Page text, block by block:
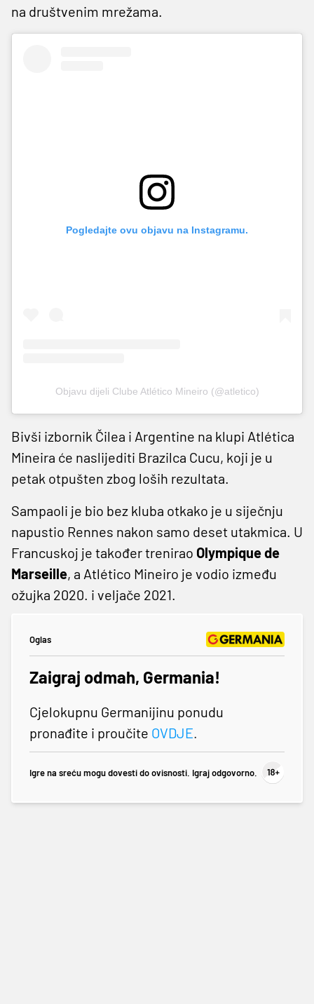
na društvenim mrežama.
Pogledajte ovu objavu na Instagramu.
Objavu dijeli Clube Atlético Mineiro (@atletico)
Bivši izbornik Čilea i Argentine na klupi Atlética
Mineira će naslijediti Brazilca Cucu, koji je u
petak otpušten zbog loših rezultata.
Sampaoli je bio bez kluba otkako je u siječnju
napustio Rennes nakon samo deset utakmica. U
Francuskoj je također trenirao Olympique de
Marseille, a Atlético Mineiro je vodio između
ožujka 2020. i veljače 2021.
Oglas
Zaigraj odmah, Germania!
Cjelokupnu Germanijinu ponudu
pronađite i proučite OVDJE.
Igre na sreću mogu dovesti do ovisnosti. Igraj odgovorno.